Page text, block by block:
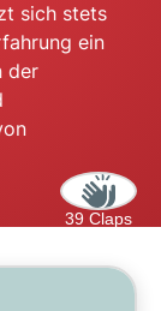
sich stets
ein
der
39 Claps